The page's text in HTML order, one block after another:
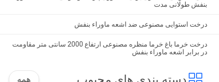
بنفش طولانی مدت
درخت استوایی مصنوعی ضد اشعه ماوراء بنفش
درخت خرما باغ خرما منظره مصنوعی ارتفاع 2000 سانتی متر مقاومت
در برابر اشعه ماوراء بنفش
همه